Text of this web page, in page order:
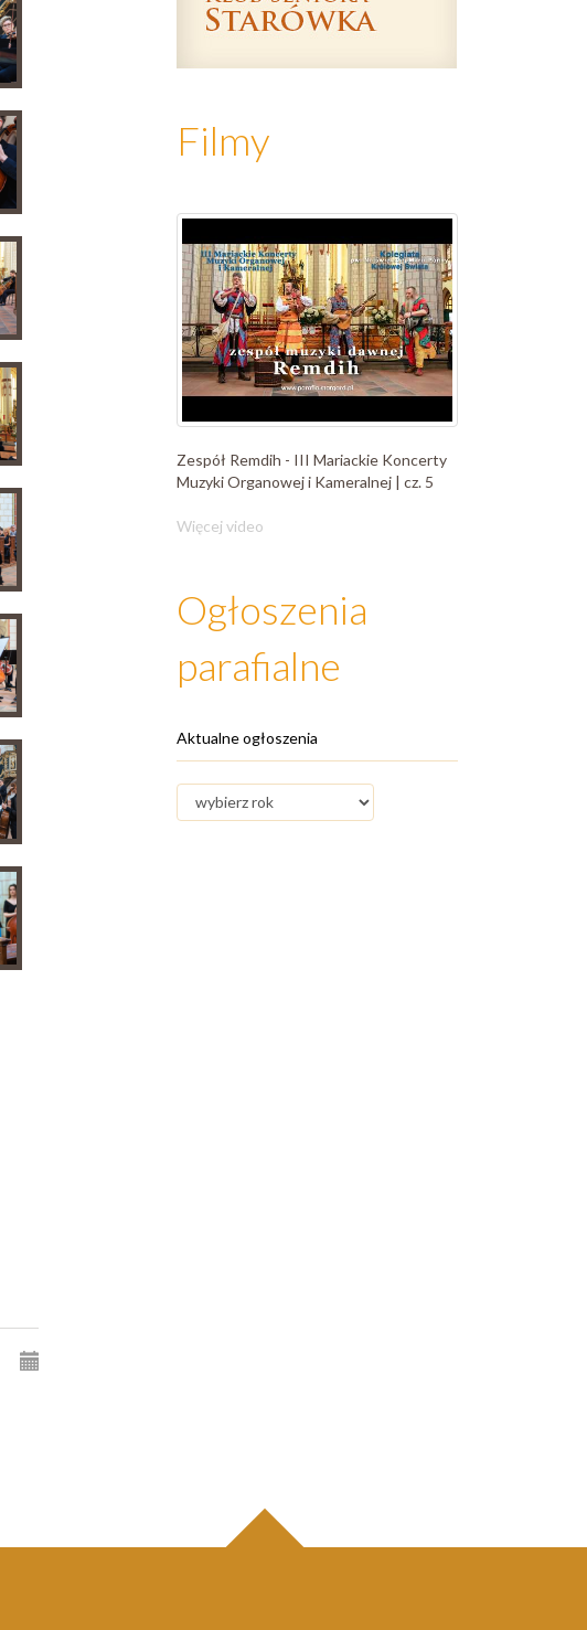
Filmy
Zespół Remdih - III Mariackie Koncerty
Muzyki Organowej i Kameralnej | cz. 5
Więcej video
Ogłoszenia
parafialne
Aktualne ogłoszenia